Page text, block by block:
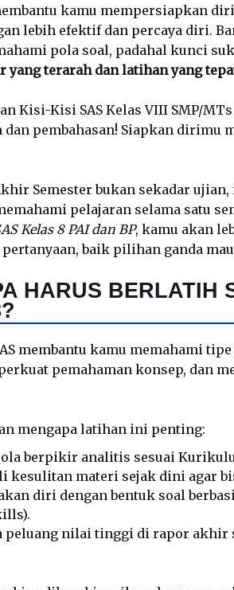
kamu mempersiapkan
lebih efektif dan percaya diri.
pola soal, padahal kunci
yang terarah dan latihan yang
Kisi-Kisi SAS Kelas VIII SMP/
dan pembahasan! Siapkan dirimu
Semester bukan sekadar
pelajaran selama satu
Kelas 8 PAI dan BP, kamu akan
baik pilihan ganda
HARUS BERLATIH
membantu kamu memahami
pemahaman konsep, dan
mengapa latihan ini penting:
berpikir analitis sesuai
kesulitan materi sejak dini agar
diri dengan bentuk soal
peluang nilai tinggi di rapor akhir